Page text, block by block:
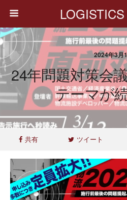
2024年3月
24年問題対策会
テーマが
共有 ツイート